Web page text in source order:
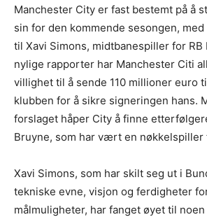
Manchester City er fast bestemt på å
sin for den kommende sesongen,
til Xavi Simons, midtbanespiller for RB
nylige rapporter har Manchester Citi
villighet til å sende 110 millioner euro
klubben for å sikre signeringen hans.
forslaget håper City å finne
Bruyne, som har vært en nøkkelspiller
Xavi Simons, som har skilt seg ut i
tekniske evne, visjon og ferdigheter
målmuligheter, har fanget øyet til